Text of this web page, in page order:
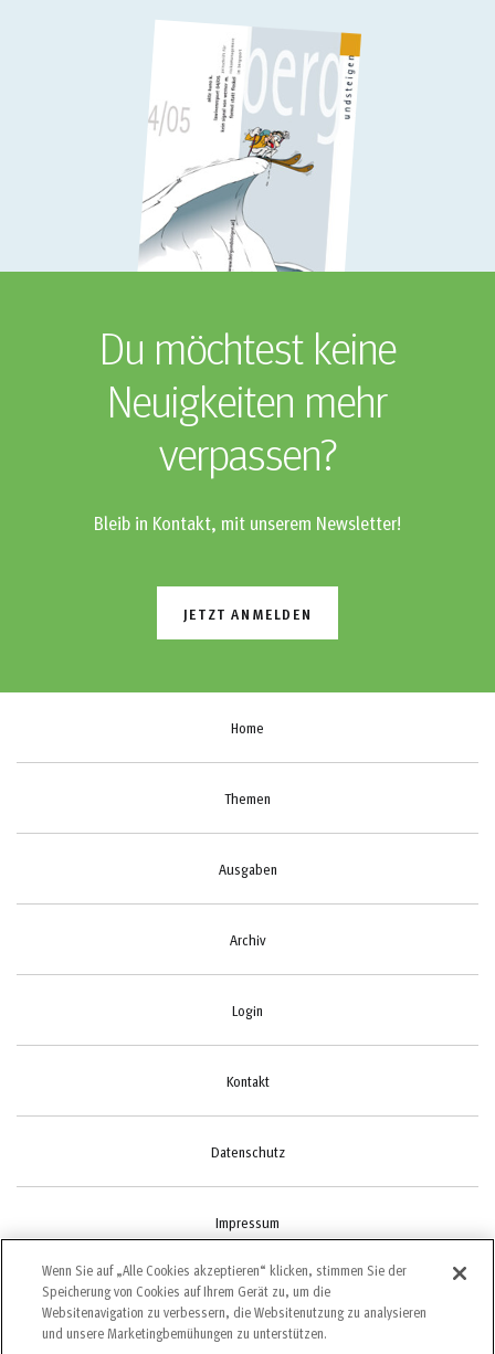
Du möchtest keine
Neuigkeiten mehr
verpassen?
Bleib in Kontakt, mit unserem Newsletter!
JETZT ANMELDEN
Home
Themen
Ausgaben
Archiv
Login
Kontakt
Datenschutz
Impressum
Cookie-Einstellungen
Wenn Sie auf „Alle Cookies akzeptieren“ klicken, stimmen Sie der
Speicherung von Cookies auf Ihrem Gerät zu, um die
Websitenavigation zu verbessern, die Websitenutzung zu analysieren
und unsere Marketingbemühungen zu unterstützen.